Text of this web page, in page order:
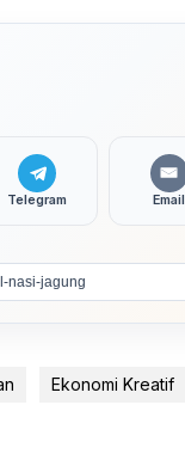
Telegram Email
Ekonomi Kreatif